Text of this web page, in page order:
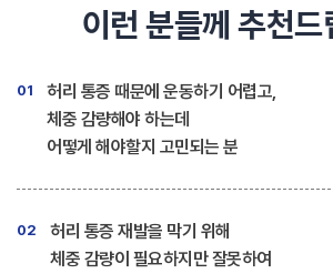
이런 분들께 추천드
01
허리 통증 때문에 운동하기 어렵고,
체중 감량해야 하는데
어떻게 해야할지 고민되는 분
02
허리 통증 재발을 막기 위해
체중 감량이 필요하지만잘못하여